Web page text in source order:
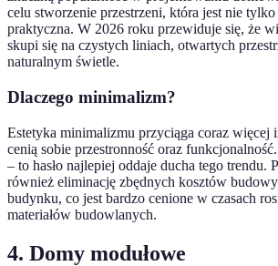
celu stworzenie przestrzeni, która jest nie tylko
praktyczna. W 2026 roku przewiduje się, że
skupi się na czystych liniach, otwartych
naturalnym świetle.
Dlaczego minimalizm?
Estetyka minimalizmu przyciąga coraz więcej
cenią sobie przestronność oraz
– to hasło najlepiej oddaje ducha tego trendu.
również eliminację zbędnych kosztów
budynku, co jest bardzo cenione w czasach
materiałów budowlanych.
4. Domy modułowe